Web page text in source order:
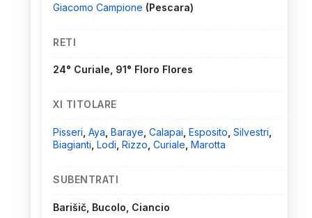
Giacomo Campione (Pescara)
RETI
24° Curiale, 91° Floro Flores
XI TITOLARE
Pisseri Aya Baraye Calapai Esposito Silvestri
Biagianti Lodi Rizzo Curiale Marotta
SUBENTRATI
Barišič, Bucolo, Ciancio